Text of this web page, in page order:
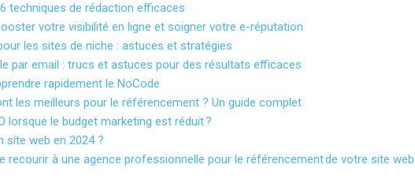
techniques de rédaction efficaces
votre visibilité en ligne et soigner votre e-réputation
les sites de niche : astuces et stratégies
par email : trucs et astuces pour des résultats efficaces
rapidement le NoCode
les meilleurs pour le référencement ? Un guide complet
lorsque le budget marketing est réduit ?
site web en 2024 ?
recourir à une agence professionnelle pour le référencement de votre site web